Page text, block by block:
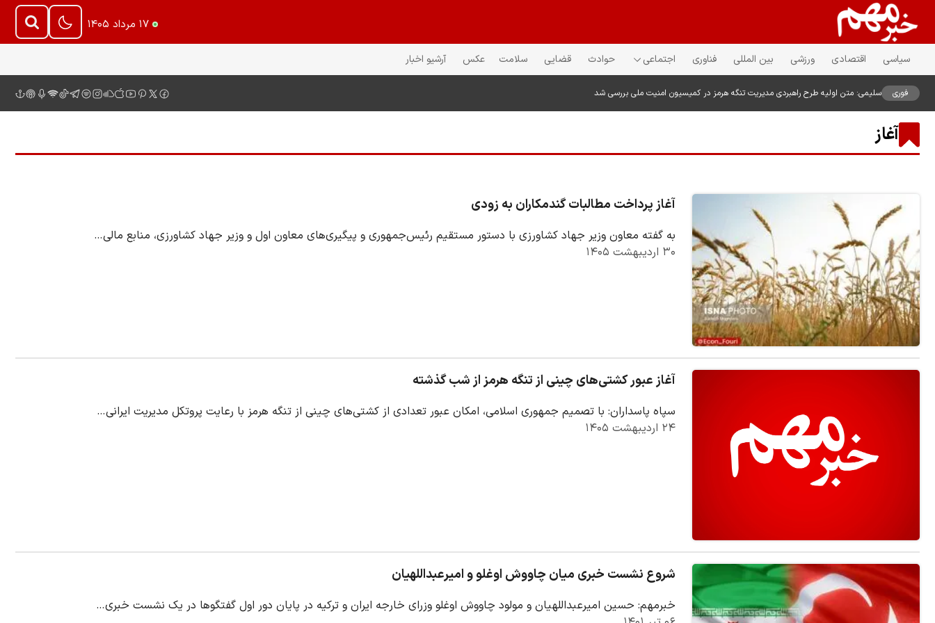
۱۷ مرداد ۱۴۰۵
سیاسی اقتصادی ورزشی بین المللی فناوری اجتماعی حوادث قضایی سلامت عکس آرشیو اخبار
فوری سلیمی: متن اولیه طرح راهبردی مدیریت تنگه هرمز در کمیسیون امنیت ملی بررسی شد
آغاز
آغاز پرداخت مطالبات گندمکاران به زودی
به گفته معاون وزیر جهاد کشاورزی با دستور مستقیم رئیس‌جمهوری و پیگیری‌های معاون اول و وزیر جهاد کشاورزی، منابع مالی…
۳۰ اردیبهشت ۱۴۰۵
آغاز عبور کشتی‌های چینی از تنگه هرمز از شب گذشته
سپاه پاسداران: با تصمیم جمهوری اسلامی، امکان عبور تعدادی از کشتی‌های چینی از تنگه هرمز با رعایت پروتکل مدیریت ایرانی…
۲۴ اردیبهشت ۱۴۰۵
شروع نشست خبری میان چاووش اوغلو و امیرعبداللهیان
خبرمهم: حسین امیرعبداللهیان و مولود چاووش اوغلو وزرای خارجه ایران و ترکیه در پایان دور اول گفتگو‌ها در یک نشست خبری…